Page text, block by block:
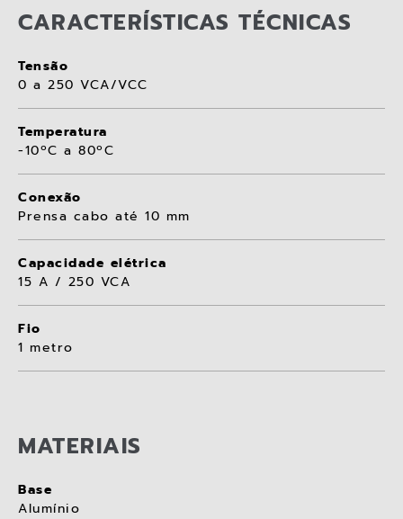
CARACTERÍSTICAS TÉCNICAS
Tensão
0 a 250 VCA/VCC
Temperatura
-10ºC a 80ºC
Conexão
Prensa cabo até 10 mm
Capacidade elétrica
15 A / 250 VCA
Fio
1 metro
MATERIAIS
Base
Alumínio